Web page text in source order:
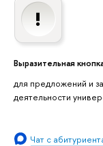
Выразительная
для предложений и
деятельности
Чат с